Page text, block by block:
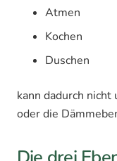
Atmen
Kochen
Duschen
kann dadurch
oder die